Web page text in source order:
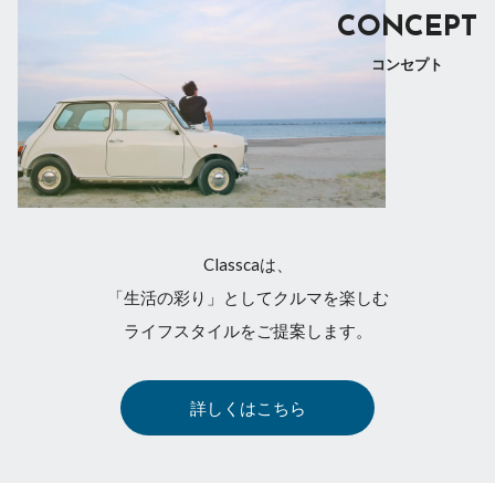
CONCEPT
コンセプト
Classcaは、
「生活の彩り」としてクルマを楽しむ
ライフスタイルをご提案します。
詳しくはこちら